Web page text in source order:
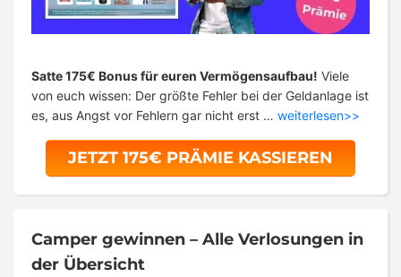
Satte 175€ Bonus für euren Vermögensaufbau! Viele
von euch wissen: Der größte Fehler bei der Geldanlage ist
es, aus Angst vor Fehlern gar nicht erst … weiterlesen>>
JETZT 175€ PRÄMIE KASSIEREN
Camper gewinnen – Alle Verlosungen in
der Übersicht